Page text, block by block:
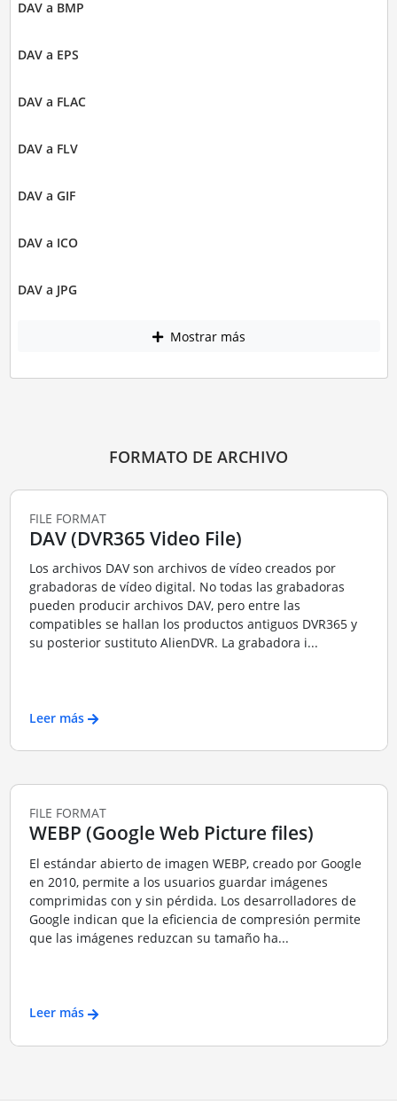
DAV a BMP
DAV a EPS
DAV a FLAC
DAV a FLV
DAV a GIF
DAV a ICO
DAV a JPG
Mostrar más
FORMATO DE ARCHIVO
FILE FORMAT
DAV (DVR365 Video File)
Los archivos DAV son archivos de vídeo creados por
grabadoras de vídeo digital. No todas las grabadoras
pueden producir archivos DAV, pero entre las
compatibles se hallan los productos antiguos DVR365 y
su posterior sustituto AlienDVR. La grabadora i...
Leer más
FILE FORMAT
WEBP (Google Web Picture files)
El estándar abierto de imagen WEBP, creado por Google
en 2010, permite a los usuarios guardar imágenes
comprimidas con y sin pérdida. Los desarrolladores de
Google indican que la eficiencia de compresión permite
que las imágenes reduzcan su tamaño ha...
Leer más